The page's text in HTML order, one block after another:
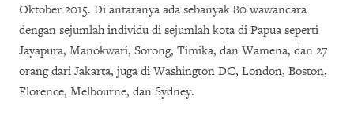
Oktober 2015. Di antaranya ada sebanyak 80 wawancara
dengan sejumlah individu di sejumlah kota di Papua seperti
Jayapura, Manokwari, Sorong, Timika, dan Wamena, dan 27
orang dari Jakarta, juga di Washington DC, London, Boston,
Florence, Melbourne, dan Sydney.